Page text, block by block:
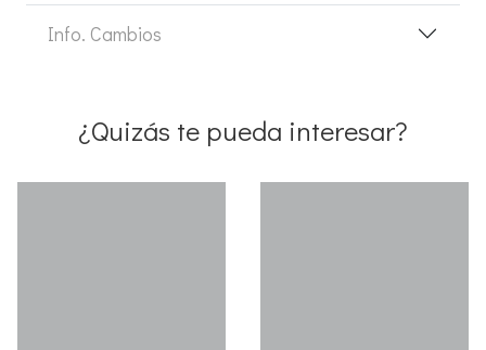
Info. Cambios
¿Quizás te pueda interesar?